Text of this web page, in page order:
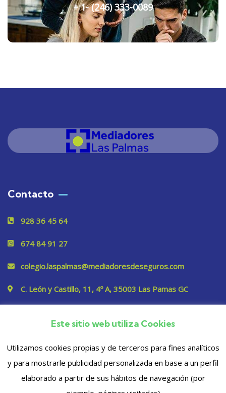
+ 1- (246) 333-0089
Contacto
928 36 45 64
674 84 91 27
colegio.laspalmas@mediadoresdeseguros.com
C. León y Castillo, 11, 4º A, 35003 Las Pamas GC
PrivacidadEste sitio web utiliza Cookies
Utilizamos cookies propias y de terceros para fines analíticos
y para mostrarle publicidad personalizada en base a un perfil
elaborado a partir de sus hábitos de navegación (por